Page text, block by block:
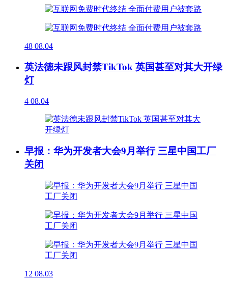
48 08.04
英法德未跟风封禁TikTok 英国甚至对其大开绿
灯
4 08.04
早报：华为开发者大会9月举行 三星中国工厂
关闭
12 08.03